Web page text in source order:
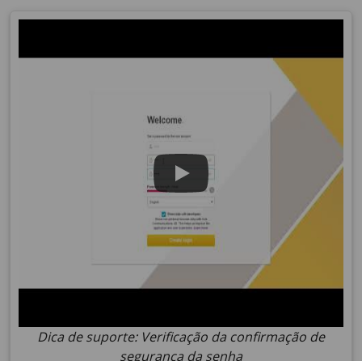
Dica de suporte: Verificação da confirmação de
segurança da senha